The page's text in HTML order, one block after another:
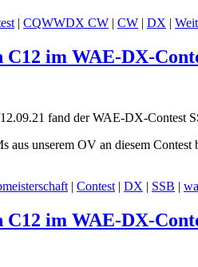
| CQWWDX CW | CW | DX |
im WAE-DX-
fand der WAE-DX-
aus unserem OV an diesem Contest
| Contest | DX | SSB |
im WAE-DX-